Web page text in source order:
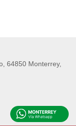
64850 Monterrey,